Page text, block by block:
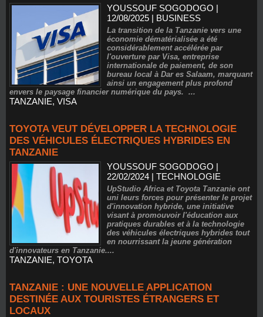
YOUSSOUF SOGODOGO |
12/08/2025 | BUSINESS
La transition de la Tanzanie vers une
économie dématérialisée a été
considérablement accélérée par
l'ouverture par Visa, entreprise
internationale de paiement, de son
bureau local à Dar es Salaam, marquant
ainsi un engagement plus profond
envers le paysage financier numérique du pays. ...
TANZANIE, VISA
TOYOTA VEUT DÉVELOPPER LA TECHNOLOGIE
DES VÉHICULES ÉLECTRIQUES HYBRIDES EN
TANZANIE
YOUSSOUF SOGODOGO |
22/02/2024 |TECHNOLOGIE
UpStudio Africa et Toyota Tanzanie ont
uni leurs forces pour présenter le projet
d'innovation hybride, une initiative
visant à promouvoir l'éducation aux
pratiques durables et à la technologie
des véhicules électriques hybrides tout
en nourrissant la jeune génération
d'innovateurs en Tanzanie....
TANZANIE, TOYOTA
TANZANIE : UNE NOUVELLE APPLICATION
DESTINÉE AUX TOURISTES ÉTRANGERS ET
LOCAUX